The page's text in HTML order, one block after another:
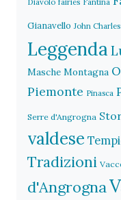
Gianavello John
Leggenda
Masche Montagna
Piemonte Pinasca
Serre d'Angrogna
valdese
Tradizioni
d'Angrogna